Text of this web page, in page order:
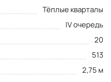
Тёплые кварталы
IV очередь
20
513
2,75 м